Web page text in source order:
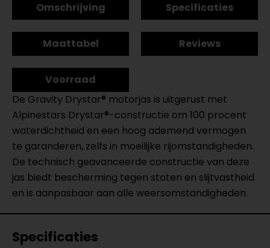
Omschrijving Specificaties
Maattabel Reviews
Voorraad
De Gravity Drystar® motorjas is uitgerust met
Alpinestars Drystar®-constructie om 100 procent
waterdichtheid en een hoog ademend vermogen
te garanderen, zelfs in moeilijke rijomstandigheden.
De technisch geavanceerde constructie van deze
jas biedt bescherming tegen stoten en slijtvastheid
en is aanpasbaar aan alle weersomstandigheden.
Specificaties